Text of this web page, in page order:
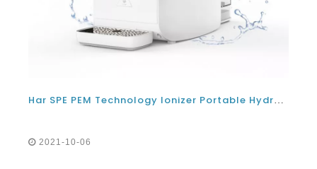
Har SPE PEM Technology Ionizer Portable Hydrogen Rich Water Generator Bottle nogen bivirkninger?
2021-10-06